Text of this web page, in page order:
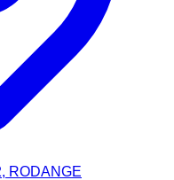
RODANGE